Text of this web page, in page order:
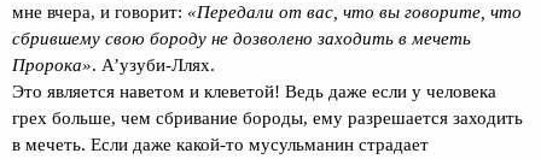
мне вчера, и говорит: «Передали от вас, что вы говорите, что
сбрившему свою бороду не дозволено заходить в мечеть
Пророка». А’узуби-Ллях.
Это является наветом и клеветой! Ведь даже если у человека
грех больше, чем сбривание бороды, ему разрешается заходить
в мечеть. Если даже какой-то мусульманин страдает